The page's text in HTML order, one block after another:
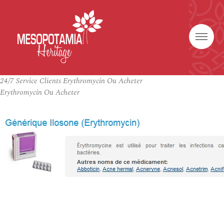
24/7 Service Clients Erythromycin Ou Acheter
Erythromycin Ou Acheter